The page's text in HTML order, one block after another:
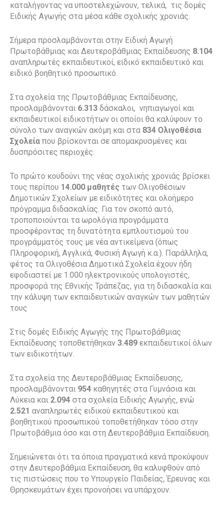
καταλήγοντας να υποστελεχώνουν, τελικά, τις δομές
Ειδικής Αγωγής στα μέσα κάθε σχολικής χρονιάς.
Σήμερα προσλαμβάνονται στην Ειδική Αγωγή
Πρωτοβάθμιας και Δευτεροβάθμιας Εκπαίδευσης 8.104
αναπληρωτές εκπαιδευτικοί, ειδικό εκπαιδευτικό και
ειδικό βοηθητικό προσωπικό.
Στα σχολεία της Πρωτοβάθμιας Εκπαίδευσης,
προσλαμβάνονται 6.313 δάσκαλοι, νηπιαγωγοί και
εκπαιδευτικοί ειδικοτήτων οι οποίοι θα καλύψουν το
σύνολο των αναγκών ακόμη και στα 834 Ολιγοθέσια
Σχολεία που βρίσκονται σε απομακρυσμένες και
δυσπρόσιτες περιοχές.
Το πρώτο κουδούνι της νέας σχολικής χρονιάς βρίσκει
τους περίπου 14.000 μαθητές των Ολιγοθέσιων
Δημοτικών Σχολείων με ειδικότητες και ολοήμερο
πρόγραμμα διδασκαλίας. Για τον σκοπό αυτό,
τροποποιούνται τα ωρολόγια προγράμματα
προσφέροντας τη δυνατότητα εμπλουτισμού του
προγράμματός τους με νέα αντικείμενα (όπως
Πληροφορική, Αγγλικά, Φυσική Αγωγή κ.α.). Παράλληλα,
φέτος τα Ολιγοθέσια Δημοτικά Σχολεία έχουν ήδη
εφοδιαστεί με 1.000 ηλεκτρονικούς υπολογιστές,
προσφορά της Εθνικής Τράπεζας, για τη διδασκαλία και
την κάλυψη των εκπαιδευτικών αναγκών των μαθητών
τους
Στις δομές Ειδικής Αγωγής της Πρωτοβάθμιας
Εκπαίδευσης τοποθετήθηκαν 3.489 εκπαιδευτικοί όλων
των ειδικοτήτων.
Στα σχολεία της Δευτεροβάθμιας Εκπαίδευσης,
προσλαμβάνονται 954 καθηγητές στα Γυμνάσια και
Λύκεια και 2.094 στα σχολεία Ειδικής Αγωγής, ενώ
2.521 αναπληρωτές ειδικού εκπαιδευτικού και
βοηθητικού προσωπικού τοποθετήθηκαν τόσο στην
Πρωτοβάθμια όσο και στη Δευτεροβάθμια Εκπαίδευση.
Σημειώνεται ότι τα όποια πραγματικά κενά προκύψουν
στην Δευτεροβάθμια Εκπαίδευση, θα καλυφθούν από
τις πιστώσεις που το Υπουργείο Παιδείας, Έρευνας και
Θρησκευμάτων έχει προνοήσει να υπάρχουν.